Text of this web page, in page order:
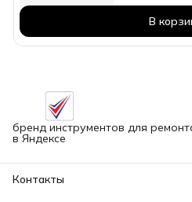
В
бренд инструментов для
в Яндексе
Контакты